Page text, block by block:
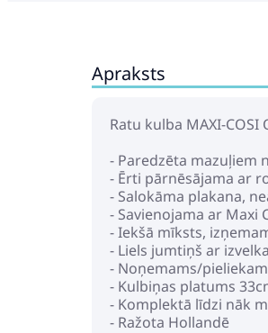
Apraksts
Ratu kulba MAXI-COSI
- Paredzēta mazuļiem
- Ērti pārnēsājama ar
- Salokāma plakana,
- Savienojama ar Maxi
- Iekšā mīksts,
- Liels jumtiņš ar
- Noņemams/
- Kulbiņas platums
- Komplektā līdzi nāk
- Ražota Hollandē